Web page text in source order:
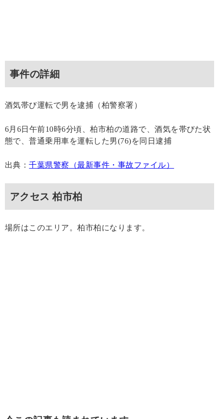
事件の詳細
酒気帯び運転で男を逮捕（柏警察署）
6月6日午前10時6分頃、柏市柏の道路で、酒気を帯びた状
態で、普通乗用車を運転した男(76)を同日逮捕
出典：千葉県警察（最新事件・事故ファイル）
アクセス 柏市柏
場所はこのエリア。柏市柏になります。